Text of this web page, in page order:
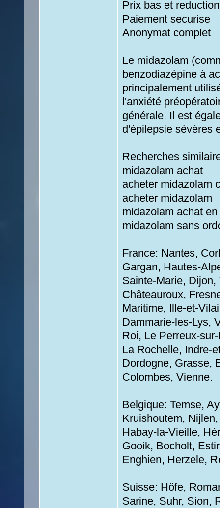
Prix bas et
Paiement securise
Anonymat complet
Le midazolam
benzodiazépine à
principalement
l'anxiété
générale. Il est
d'épilepsie sévères
Recherches
midazolam achat
acheter midazolam
acheter midazolam
midazolam achat
midazolam sans
France: Nantes,
Gargan, Hautes-
Sainte-Marie,
Châteauroux,
Maritime, Ille-et-
Dammarie-les-Lys,
Roi, Le Perreux-
La Rochelle, Indre-
Dordogne, Grasse,
Colombes, Vienne.
Belgique: Temse,
Kruishoutem,
Habay-la-Vieille,
Gooik, Bocholt,
Enghien, Herzele,
Suisse: Höfe,
Sarine, Suhr, Sion,